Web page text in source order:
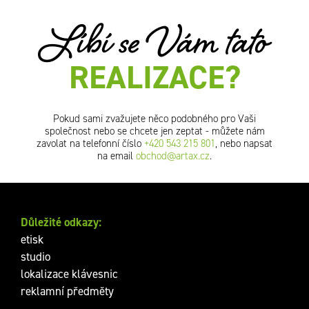
Líbí se Vám tato
REALIZACE?
Pokud sami zvažujete něco podobného pro Vaši
společnost nebo se chcete jen zeptat - můžete nám
zavolat na telefonní číslo +420 543 215 801, nebo napsat
na email obchod@artax.cz.
Důležité odkazy:
etisk
studio
lokalizace klávesnic
reklamní předměty